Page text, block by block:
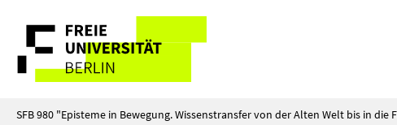
direkt
Inhalt
Service-
Navigation
SFB 980 "Episteme in Bewegung. Wissenstransfer von der Alten Welt bis in die